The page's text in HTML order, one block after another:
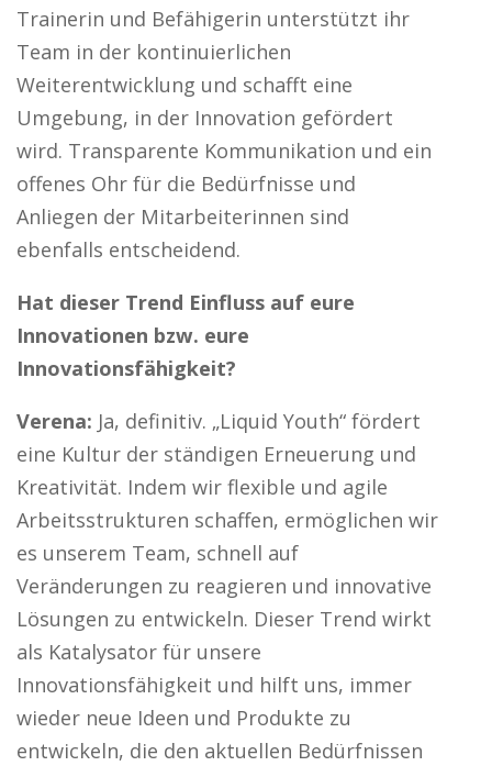
Trainerin und Befähigerin unterstützt ihr
Team in der kontinuierlichen
Weiterentwicklung und schafft eine
Umgebung, in der Innovation gefördert
wird. Transparente Kommunikation und ein
offenes Ohr für die Bedürfnisse und
Anliegen der Mitarbeiterinnen sind
ebenfalls entscheidend.
Hat dieser Trend Einfluss auf eure
Innovationen bzw. eure
Innovationsfähigkeit?
Verena: Ja, definitiv. „Liquid Youth“ fördert
eine Kultur der ständigen Erneuerung und
Kreativität. Indem wir flexible und agile
Arbeitsstrukturen schaffen, ermöglichen wir
es unserem Team, schnell auf
Veränderungen zu reagieren und innovative
Lösungen zu entwickeln. Dieser Trend wirkt
als Katalysator für unsere
Innovationsfähigkeit und hilft uns, immer
wieder neue Ideen und Produkte zu
entwickeln, die den aktuellen Bedürfnissen